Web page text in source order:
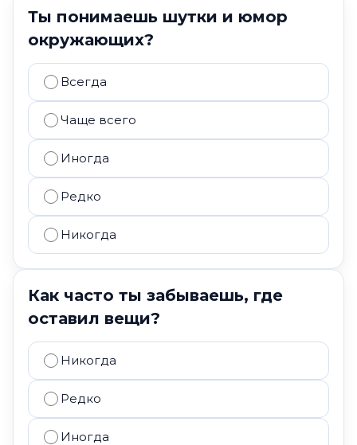
Ты понимаешь шутки и юмор
окружающих?
Всегда
Чаще всего
Иногда
Редко
Никогда
Как часто ты забываешь, где
оставил вещи?
Никогда
Редко
Иногда